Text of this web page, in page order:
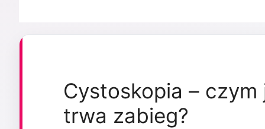
Cystoskopia –
trwa zabieg?